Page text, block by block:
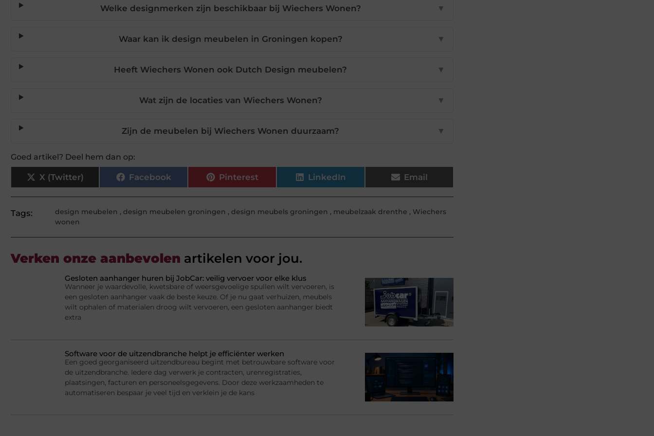
Welke designmerken zijn beschikbaar bij Wiechers Wonen? ▼
Waar kan ik design meubelen in Groningen kopen? ▼
Heeft Wiechers Wonen ook Dutch Design meubelen? ▼
Wat zijn de locaties van Wiechers Wonen? ▼
Zijn de meubelen bij Wiechers Wonen duurzaam? ▼
Goed artikel? Deel hem dan op:
X (Twitter) Facebook Pinterest LinkedIn Email
Tags: design meubelen , design meubelen groningen , design meubels groningen , meubelzaak drenthe , Wiechers
wonen
Verken onze aanbevolen artikelen voor jou.
Gesloten aanhanger huren bij JobCar: veilig vervoer voor elke klus
Wanneer je waardevolle, kwetsbare of weersgevoelige spullen wilt vervoeren, is
een gesloten aanhanger vaak de beste keuze. Of je nu gaat verhuizen, meubels
wilt ophalen of materialen droog wilt vervoeren, een gesloten aanhanger biedt
extra
Software voor de uitzendbranche helpt je efficiënter werken
Een goed georganiseerd uitzendbureau begint met betrouwbare software voor
de uitzendbranche. Iedere dag verwerk je contracten, urenregistraties,
plaatsingen, facturen en personeelsgegevens. Door deze werkzaamheden te
automatiseren bespaar je veel tijd en verklein je de kans